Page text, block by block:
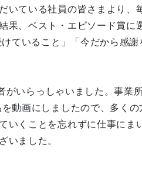
いている社員の皆さまより、
果、ベスト・エピソード賞に
ていること」「今だから感謝
いらっしゃいました。事業
動画にしましたので、多く
いくことを忘れずに仕事にま
いました。